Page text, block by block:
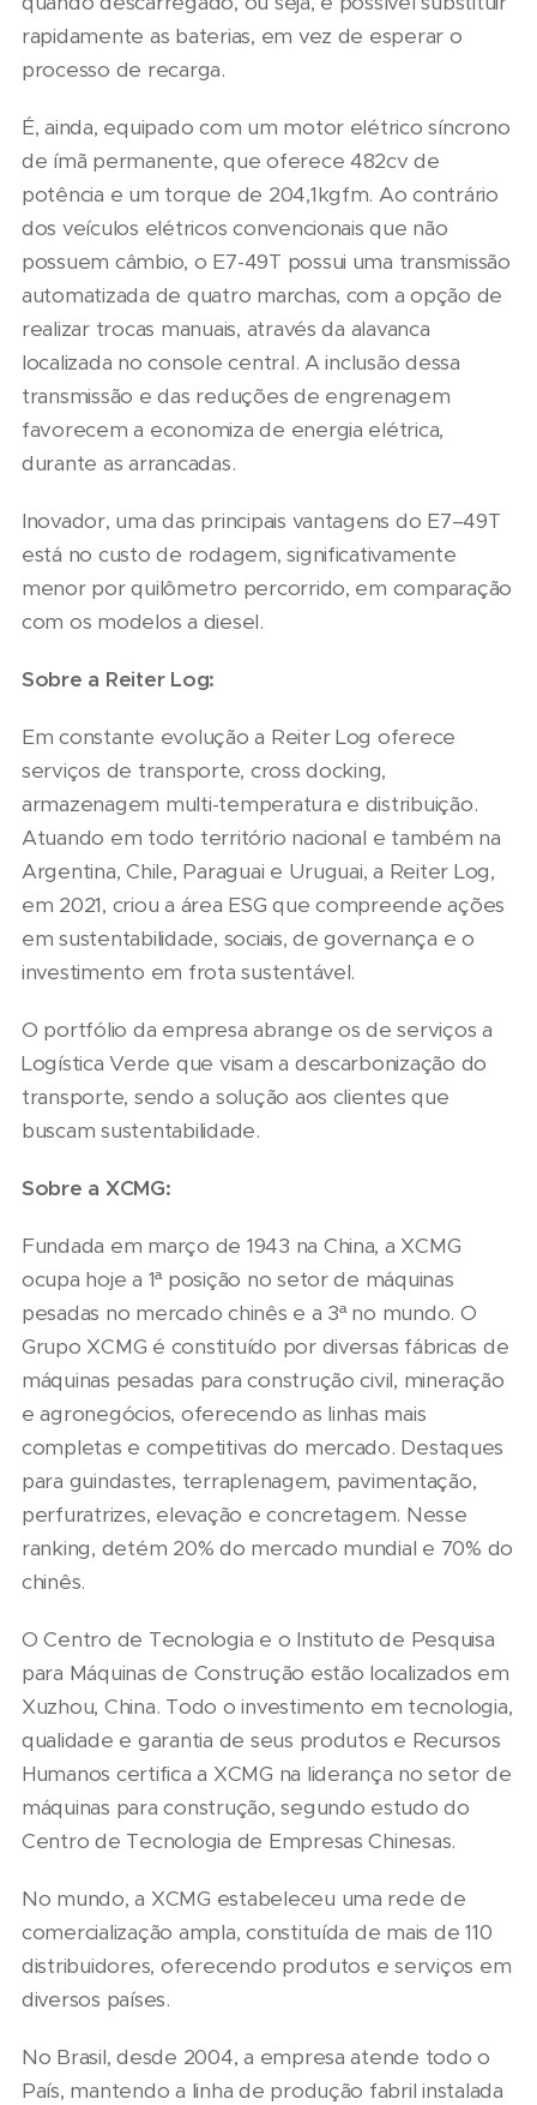
rapidamente as baterias, em vez de esperar o
processo de recarga.
É, ainda, equipado com um motor elétrico síncrono
de ímã permanente, que oferece 482cv de
potência e um torque de 204,1kgfm. Ao contrário
dos veículos elétricos convencionais que não
possuem câmbio, o E7-49T possui uma transmissão
automatizada de quatro marchas, com a opção de
realizar trocas manuais, através da alavanca
localizada no console central. A inclusão dessa
transmissão e das reduções de engrenagem
favorecem a economiza de energia elétrica,
durante as arrancadas.
Inovador, uma das principais vantagens do E7–49T
está no custo de rodagem, significativamente
menor por quilômetro percorrido, em comparação
com os modelos a diesel.
Sobre a Reiter Log:
Em constante evolução a Reiter Log oferece
serviços de transporte, cross docking,
armazenagem multi-temperatura e distribuição.
Atuando em todo território nacional e também na
Argentina, Chile, Paraguai e Uruguai, a Reiter Log,
em 2021, criou a área ESG que compreende ações
em sustentabilidade, sociais, de governança e o
investimento em frota sustentável.
O portfólio da empresa abrange os de serviços a
Logística Verde que visam a descarbonização do
transporte, sendo a solução aos clientes que
buscam sustentabilidade.
Sobre a XCMG:
Fundada em março de 1943 na China, a XCMG
ocupa hoje a 1ª posição no setor de máquinas
pesadas no mercado chinês e a 3ª no mundo. O
Grupo XCMG é constituído por diversas fábricas de
máquinas pesadas para construção civil, mineração
e agronegócios, oferecendo as linhas mais
completas e competitivas do mercado. Destaques
para guindastes, terraplenagem, pavimentação,
perfuratrizes, elevação e concretagem. Nesse
ranking, detém 20% do mercado mundial e 70% do
chinês.
O Centro de Tecnologia e o Instituto de Pesquisa
para Máquinas de Construção estão localizados em
Xuzhou, China. Todo o investimento em tecnologia,
qualidade e garantia de seus produtos e Recursos
Humanos certifica a XCMG na liderança no setor de
máquinas para construção, segundo estudo do
Centro de Tecnologia de Empresas Chinesas.
No mundo, a XCMG estabeleceu uma rede de
comercialização ampla, constituída de mais de 110
distribuidores, oferecendo produtos e serviços em
diversos países.
No Brasil, desde 2004, a empresa atende todo o
País, mantendo a linha de produção fabril instalada